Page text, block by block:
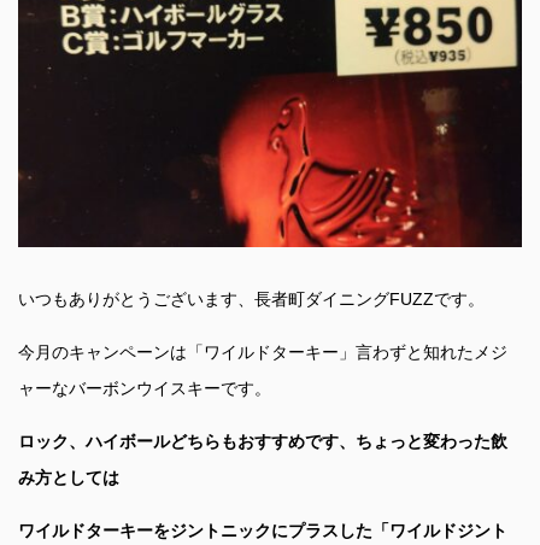
いつもありがとうございます、長者町ダイニングFUZZです。
今月のキャンペーンは「ワイルドターキー」言わずと知れたメジ
ャーなバーボンウイスキーです。
ロック、ハイボールどちらもおすすめです、ちょっと変わった飲
み方としては
ワイルドターキーをジントニックにプラスした「ワイルドジント